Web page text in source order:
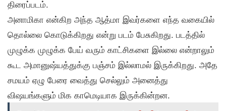
திரைப்படம்.
அனாமிகா என்கிற அந்த ஆத்மா இவர்களை எந்த வகையில்
தொல்லை கொடுக்கிறது என்று படம் பேசுகிறது. படத்தில்
முழுக்க முழுக்க பேய் வரும் காட்சிகளை இல்லை என்றாலும்
கூட அமானுஷ்யத்துக்கு பஞ்சம் இல்லாமல் இருக்கிறது. அதே
சமயம் ஏழு பேரை வைத்து செல்லும் அனைத்து
விஷயங்களும் மிக காமெடியாக இருக்கின்றன.